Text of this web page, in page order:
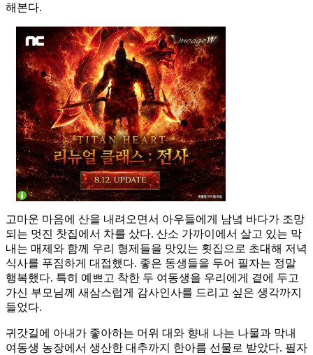
해본다.
고마운 마음에 산을 내려오면서 아우들에게 남녘 바다가 조망
되는 멋진 찻집에서 차를 샀다. 산소 가까이에서 살고 있는 막
내는 매제와 함께 우리 형제들을 맛있는 횟집으로 초대해 저녁
식사를 푸짐하게 대접했다. 좋은 동생들을 두어 필자는 정말
행복했다. 특히 예쁘고 착한 두 여동생을 우리에게 곁에 두고
가신 부모님께 새삼스럽게 감사인사를 드리고 싶은 생각까지
들었다.
귀갓길에 아내가 좋아하는 머위 대와 향내 나는 나물과 막내
여동생 농장에서 생산한 대추까지 한아름 선물로 받았다. 필자